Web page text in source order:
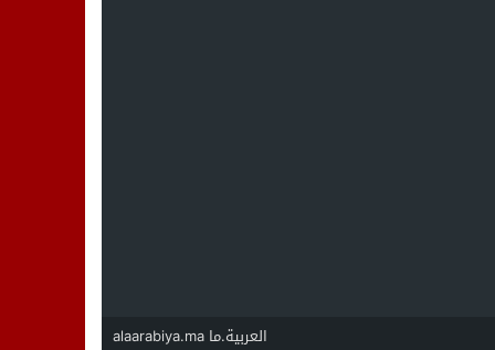
العربية.ما alaarabiya.ma